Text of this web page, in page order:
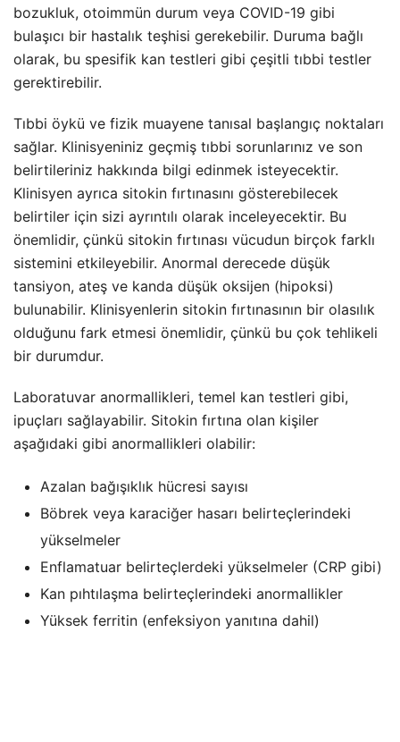
bozukluk, otoimmün durum veya COVID-19 gibi
bulaşıcı bir hastalık teşhisi gerekebilir. Duruma bağlı
olarak, bu spesifik kan testleri gibi çeşitli tıbbi testler
gerektirebilir.
Tıbbi öykü ve fizik muayene tanısal başlangıç noktaları
sağlar. Klinisyeniniz geçmiş tıbbi sorunlarınız ve son
belirtileriniz hakkında bilgi edinmek isteyecektir.
Klinisyen ayrıca sitokin fırtınasını gösterebilecek
belirtiler için sizi ayrıntılı olarak inceleyecektir. Bu
önemlidir, çünkü sitokin fırtınası vücudun birçok farklı
sistemini etkileyebilir. Anormal derecede düşük
tansiyon, ateş ve kanda düşük oksijen (hipoksi)
bulunabilir. Klinisyenlerin sitokin fırtınasının bir olasılık
olduğunu fark etmesi önemlidir, çünkü bu çok tehlikeli
bir durumdur.
Laboratuvar anormallikleri, temel kan testleri gibi,
ipuçları sağlayabilir. Sitokin fırtına olan kişiler
aşağıdaki gibi anormallikleri olabilir:
Azalan bağışıklık hücresi sayısı
Böbrek veya karaciğer hasarı belirteçlerindeki
yükselmeler
Enflamatuar belirteçlerdeki yükselmeler (CRP gibi)
Kan pıhtılaşma belirteçlerindeki anormallikler
Yüksek ferritin (enfeksiyon yanıtına dahil)